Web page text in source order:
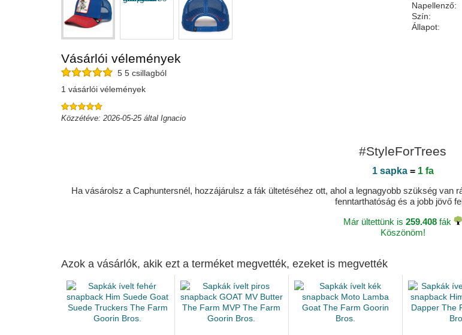
Napellenző:
Szín:
Állapot:
Vásárlói vélemények
5 5 csillagból
1 vásárlói vélemények
Közzétéve: 2026-05-25 által Ignacio
#StyleForTrees
1 sapka= 1 fa
Ha vásárolsz a Caphuntersnél, hozzájárulsz a fák ültetéséhez ott, ahol a legnagyobb szükség van
fenntarthatóság és a jobb jövő
Már ültettünk is 259.408fák
Köszönöm!
Azok a vásárlók, akik ezt a terméket megvették, ezeket is megvették